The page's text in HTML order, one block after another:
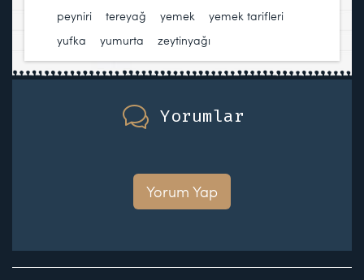
peyniri
tereyağ yemek yemek tarifleri
yufka
yumurta zeytinyağı
Yorumlar
Yorum Yap